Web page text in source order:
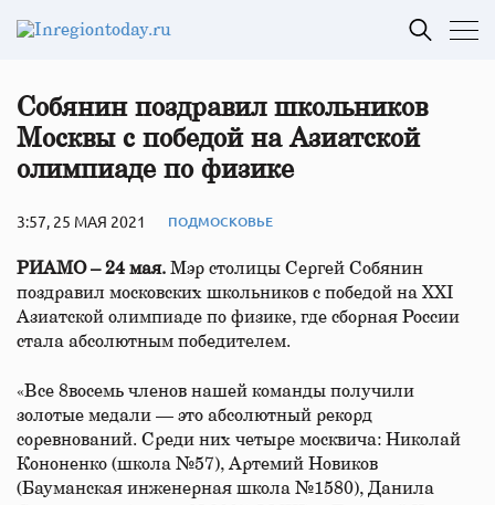
Собянин поздравил школьников
Москвы с победой на Азиатской
олимпиаде по физике
3:57, 25 МАЯ 2021 ПОДМОСКОВЬЕ
РИАМО – 24 мая. Мэр столицы Сергей Собянин
поздравил московских школьников с победой на XXI
Азиатской олимпиаде по физике, где сборная России
стала абсолютным победителем.
«Все 8восемь членов нашей команды получили
золотые медали — это абсолютный рекорд
соревнований. Среди них четыре москвича: Николай
Кононенко (школа №57), Артемий Новиков
(Бауманская инженерная школа №1580), Данила